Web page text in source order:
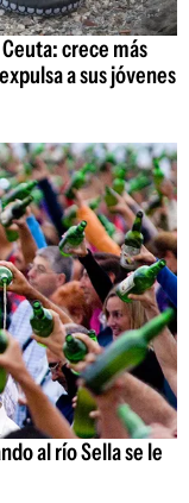
crece más
a sus jóvenes
al río Sella se le